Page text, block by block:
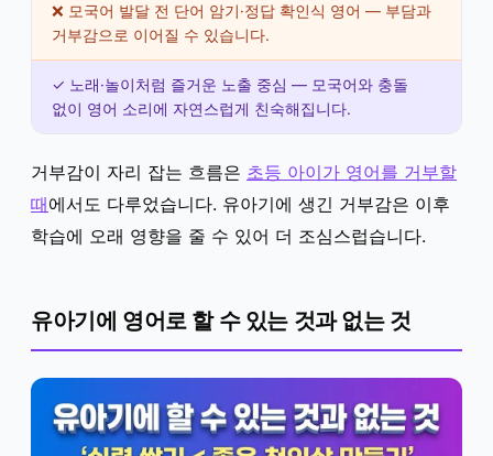
❌ 모국어 발달 전 단어 암기·정답 확인식 영어 — 부담과
거부감으로 이어질 수 있습니다.
✓ 노래·놀이처럼 즐거운 노출 중심 — 모국어와 충돌
없이 영어 소리에 자연스럽게 친숙해집니다.
거부감이 자리 잡는 흐름은 초등 아이가 영어를 거부할
때에서도 다루었습니다. 유아기에 생긴 거부감은 이후
학습에 오래 영향을 줄 수 있어 더 조심스럽습니다.
유아기에 영어로 할 수 있는 것과 없는 것